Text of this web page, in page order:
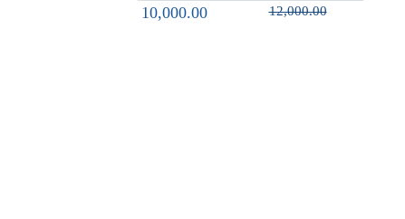
10,000.00 12,000.00